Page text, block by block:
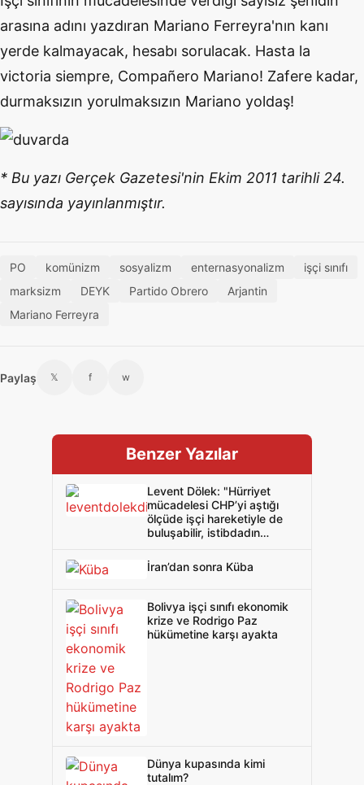
arasına adını yazdıran Mariano Ferreyra'nın kanı
yerde kalmayacak, hesabı sorulacak. Hasta la
victoria siempre, Compañero Mariano! Zafere kadar,
durmaksızın yorulmaksızın Mariano yoldaş!
* Bu yazı Gerçek Gazetesi'nin Ekim 2011 tarihli 24.
sayısında yayınlanmıştır.
PO komünizm sosyalizm enternasyonalizm
işçi sınıfı
marksizm
DEYK Partido Obrero
Arjantin
Mariano Ferreyra
Paylaş 𝕏 f w
Benzer Yazılar
Levent Dölek: "Hürriyet
mücadelesi CHP’yi aştığı
ölçüde işçi hareketiyle de
buluşabilir, istibdadın
İran’dan sonra Küba
Bolivya işçi sınıfı ekonomik
krize ve Rodrigo Paz
hükümetine karşı ayakta
Dünya kupasında kimi
tutalım?